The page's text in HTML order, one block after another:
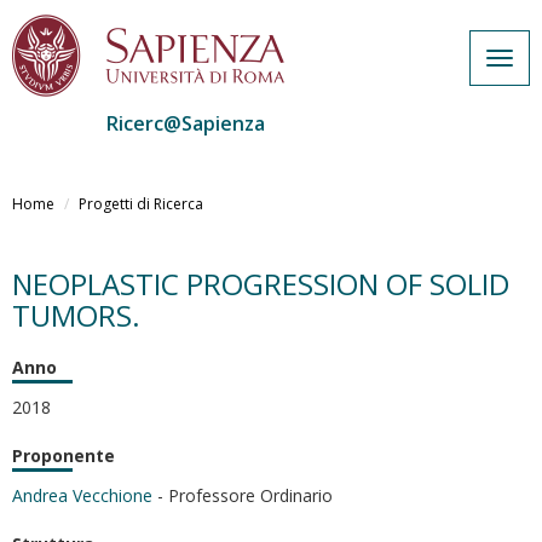
al
Ricerc@Sapienza
Home Progetti di Ricerca
NEOPLASTIC PROGRESSION OF SOLID
TUMORS.
Anno
2018
Proponente
Andrea Vecchione - Professore Ordinario